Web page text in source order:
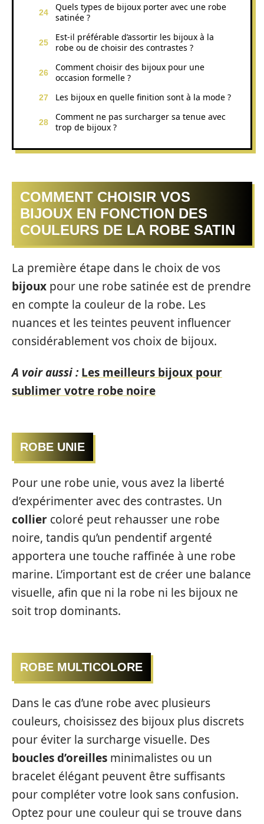
Quels types de bijoux porter avec une robe
satinée ?
Est-il préférable d’assortir les bijoux à la
robe ou de choisir des contrastes ?
Comment choisir des bijoux pour une
occasion formelle ?
Les bijoux en quelle finition sont à la mode ?
Comment ne pas surcharger sa tenue avec
trop de bijoux ?
COMMENT CHOISIR VOS
BIJOUX EN FONCTION DES
COULEURS DE LA ROBE SATIN
La première étape dans le choix de vos
bijoux pour une robe satinée est de prendre
en compte la couleur de la robe. Les
nuances et les teintes peuvent influencer
considérablement vos choix de bijoux.
A voir aussi : Les meilleurs bijoux pour
sublimer votre robe noire
ROBE UNIE
Pour une robe unie, vous avez la liberté
d’expérimenter avec des contrastes. Un
collier coloré peut rehausser une robe
noire, tandis qu’un pendentif argenté
apportera une touche raffinée à une robe
marine. L’important est de créer une balance
visuelle, afin que ni la robe ni les bijoux ne
soit trop dominants.
ROBE MULTICOLORE
Dans le cas d’une robe avec plusieurs
couleurs, choisissez des bijoux plus discrets
pour éviter la surcharge visuelle. Des
boucles d’oreilles minimalistes ou un
bracelet élégant peuvent être suffisants
pour compléter votre look sans confusion.
Optez pour une couleur qui se trouve dans